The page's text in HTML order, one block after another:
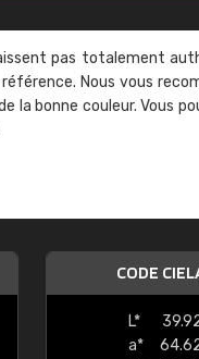
pas totalement
Nous vous
la bonne couleur. Vous
CODE
L*
a*
site ne permet pas de voir
les produits disponibles.
de couleurs: Classic,
pas qui est quoi. La